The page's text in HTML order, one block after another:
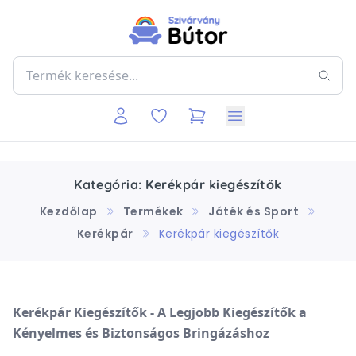
Kategória: Kerékpár kiegészítők
Kezdőlap
Termékek
Játék és Sport
Kerékpár
Kerékpár kiegészítők
Kerékpár Kiegészítők - A Legjobb Kiegészítők a
Kényelmes és Biztonságos Bringázáshoz